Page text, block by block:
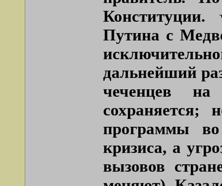
Путина с
дальнейший
чеченцев
сохраняется;
программы во
кризиса, а
вызовов